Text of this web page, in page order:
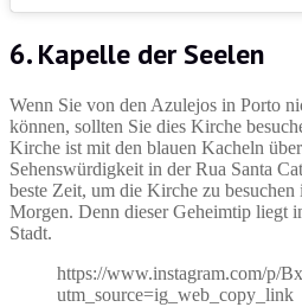
6. Kapelle der Seelen
Wenn Sie von den Azulejos in Porto
können, sollten Sie dies Kirche
Kirche ist mit den blauen Kacheln
Sehenswürdigkeit in der Rua Santa
beste Zeit, um die Kirche zu
Morgen. Denn dieser Geheimtip liegt
Stadt.
https://www.instagram.com/p/
utm_source=ig_web_copy_link